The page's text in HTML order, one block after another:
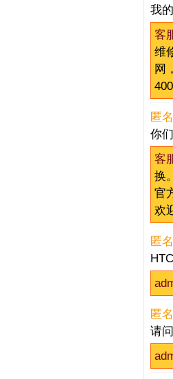
我
客
维
网
匿
你
客
换
官
欢
匿
匿
请